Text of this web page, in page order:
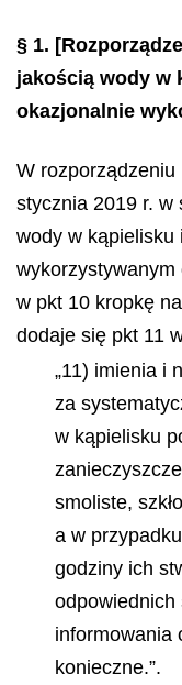
§ 1.
jakością wody w
okazjonalnie
W
stycznia 2019 r. w
wody w kąpielisku
w pkt 10 kropkę
dodaje się pkt 11
„11) imienia i
za
w kąpielisku
smoliste,
a w
godziny ich
odpowiednich
informowania
konieczne.”.